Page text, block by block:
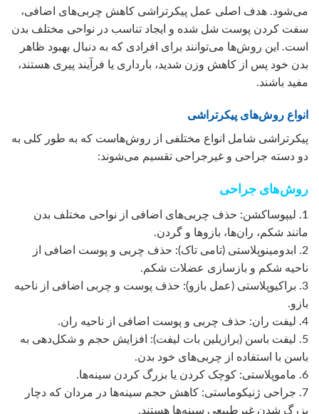
می‌شود. هدف اصلی عمل پیکرتراشی کاهش چربی‌های اضافی،
سفت کردن پوست شل شده و ایجاد تناسب در نواحی مختلف بدن
است. این روش‌ها می‌توانند برای افرادی که به دنبال بهبود ظاهر
بدن خود پس از کاهش وزن شدید، بارداری یا فرآیند پیری هستند،
مفید باشند.
انواع روش‌های پیکرتراشی
پیکرتراشی شامل انواع مختلفی از روش‌هاست که به طور کلی به
دو دسته جراحی و غیرجراحی تقسیم می‌شوند:
روش‌های جراحی
1. لیپوساکشن: حذف چربی‌های اضافی از نواحی مختلف بدن
مانند شکم، ران‌ها، بازوها و گردن.
2. ابدومینوپلاستی (تامی تاک): حذف چربی و پوست اضافی از
ناحیه شکم و بازسازی عضلات شکم.
3. براکیوپلاستی (عمل بازو): حذف پوست و چربی اضافی از ناحیه
بازو.
4. لیفت ران: حذف چربی و پوست اضافی از ناحیه ران.
5. لیفت باسن (برازیلین بات لیفت): افزایش حجم و شکل‌دهی به
باسن با استفاده از چربی‌های خود بدن.
6. ماموپلاستی: کوچک کردن یا بزرگ کردن سینه‌ها.
7. جراحی ژنیکوماستی: کاهش حجم سینه‌ها در مردان که دچار
بزرگ شدن غیرطبیعی سینه‌ها هستند.